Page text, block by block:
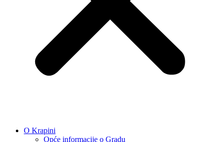
O Krapini
Opće informacije o Gradu